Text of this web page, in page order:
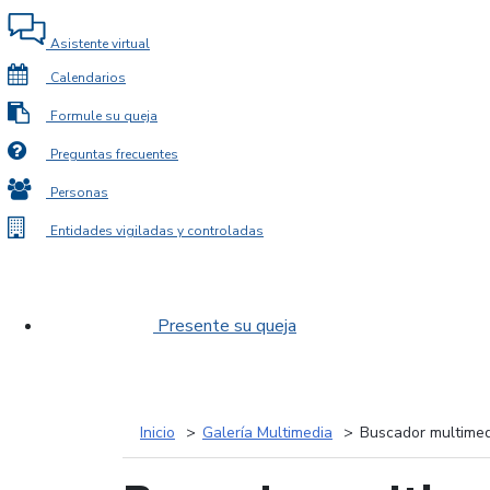
Asistente virtual
Calendarios
Formule su queja
Preguntas frecuentes
Personas
Entidades vigiladas y controladas
Presente su queja
Inicio Galería Multimedia Buscador